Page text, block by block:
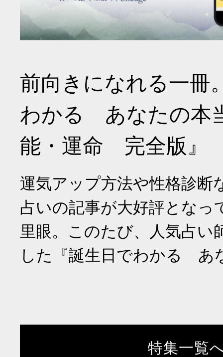
前向きになれる一冊
わかる あなたの本
能・運命 完全版』
運気アップ方法や性格診断
占いの記事が大好評となっ
里眼。このたび、人気占い
した『誕生日でわかる あ
特集一覧